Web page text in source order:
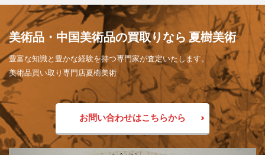
美術品・中国美術品の買取りなら 夏樹美術
豊富な知識と豊かな経験を持つ専門家が査定いたします。
美術品買い取り専門店夏樹美術
お問い合わせはこちらから